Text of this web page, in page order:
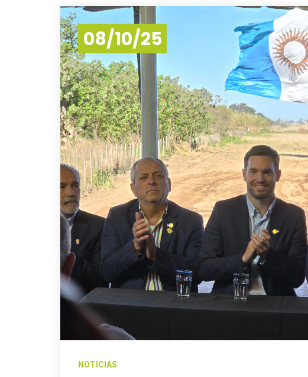
08/10/25
NOTICIAS